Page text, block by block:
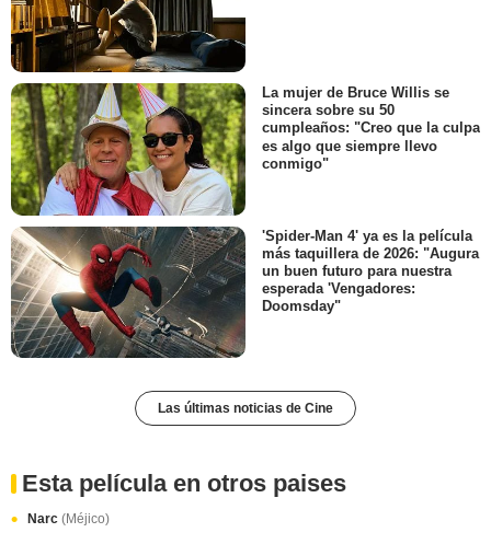
La mujer de Bruce Willis se
sincera sobre su 50
cumpleaños: "Creo que la culpa
es algo que siempre llevo
conmigo"
'Spider-Man 4' ya es la película
más taquillera de 2026: "Augura
un buen futuro para nuestra
esperada 'Vengadores:
Doomsday"
Las últimas noticias de Cine
Esta película en otros paises
Narc (Méjico)